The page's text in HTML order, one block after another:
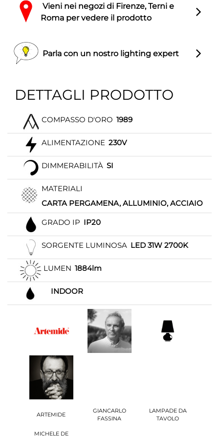
Vieni nei negozi di Firenze, Terni e
Roma per vedere il prodotto
Parla con un nostro lighting expert
DETTAGLI PRODOTTO
COMPASSO D'ORO 1989
ALIMENTAZIONE 230V
DIMMERABILITÀ SI
MATERIALI
CARTA PERGAMENA, ALLUMINIO, ACCIAIO
GRADO IP IP20
SORGENTE LUMINOSA LED 31W 2700K
LUMEN 1884lm
INDOOR
ARTEMIDE
GIANCARLO
FASSINA
LAMPADE DA
TAVOLO
MICHELE DE